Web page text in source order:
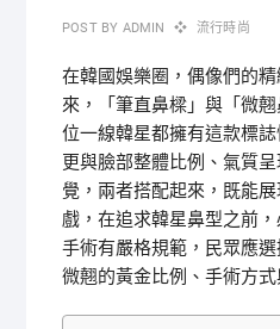
POST BY ADMIN 流行時尚
在韓國娛樂圈，偶像們的
來，「筆直鼻樑」與「微
位一線韓星都擁有這款標
更與臉部整體比例、氣質
覺，兩者搭配起來，既能
戲，在追求韓星鼻型之前
手術有嚴格規範，民眾應
微翹的黃金比例、手術方